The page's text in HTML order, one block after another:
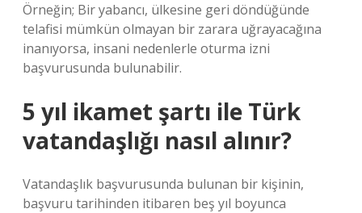
Örneğin; Bir yabancı, ülkesine geri döndüğünde
telafisi mümkün olmayan bir zarara uğrayacağına
inanıyorsa, insani nedenlerle oturma izni
başvurusunda bulunabilir.
5 yıl ikamet şartı ile Türk
vatandaşlığı nasıl alınır?
Vatandaşlık başvurusunda bulunan bir kişinin,
başvuru tarihinden itibaren beş yıl boyunca